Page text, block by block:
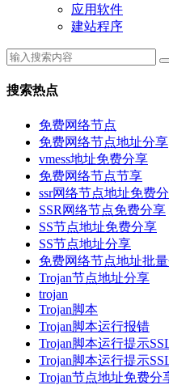
应用软件
建站程序
搜索热点
免费网络节点
免费网络节点地址分享
vmess地址免费分享
免费网络节点节享
ssr网络节点地址免费
SSR网络节点免费分享
SS节点地址免费分享
SS节点地址分享
免费网络节点地址批
Trojan节点地址分享
trojan
Trojan脚本
Trojan脚本运行报错
Trojan脚本运行提示
Trojan脚本运行提示
Trojan节点地址免费分